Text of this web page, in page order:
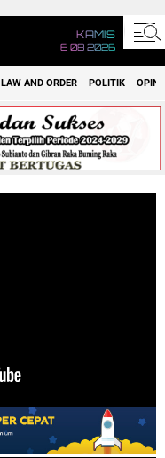
KAMIS
6 08 2026
LAW AND ORDER POLITIK OPINI